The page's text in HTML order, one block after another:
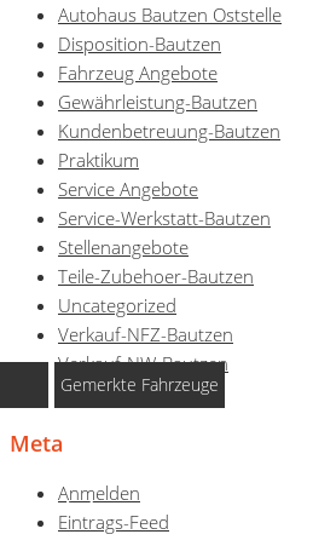
Autohaus Bautzen Oststelle
Disposition-Bautzen
Fahrzeug Angebote
Gewährleistung-Bautzen
Kundenbetreuung-Bautzen
Praktikum
Service Angebote
Service-Werkstatt-Bautzen
Stellenangebote
Teile-Zubehoer-Bautzen
Uncategorized
Verkauf-NFZ-Bautzen
Verkauf-NW-Bautzen
Vermietung-Bautzen
Meta
Anmelden
Eintrags-Feed
/www/htdocs/w0130d91/wp-
Gemerkte Fahrzeuge